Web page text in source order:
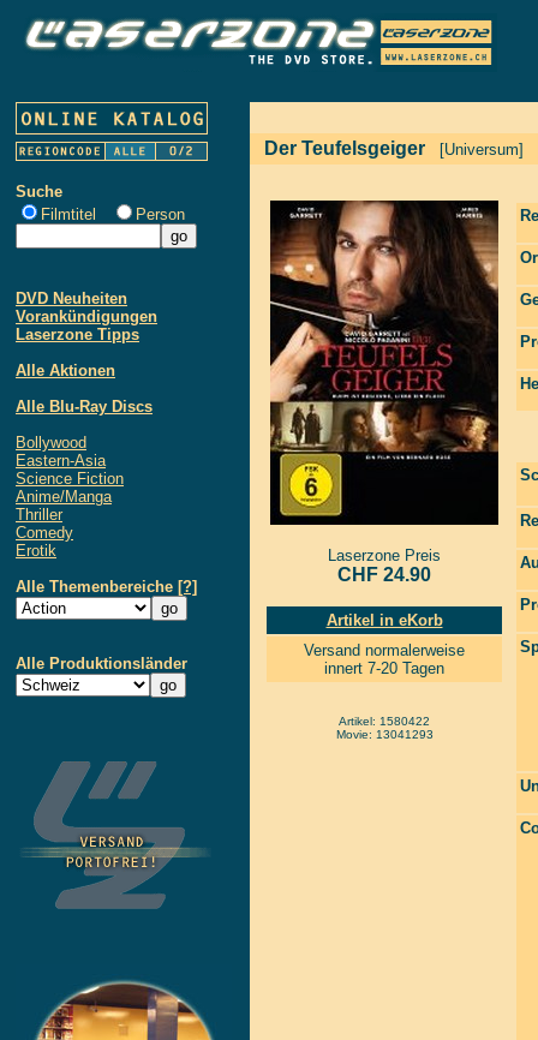
Suche
Filmtitel
Person
DVD Neuheiten
Vorankündigungen
Laserzone Tipps
Alle Aktionen
Alle Blu-Ray Discs
Bollywood
Eastern-Asia
Science Fiction
Anime/Manga
Thriller
Comedy
Erotik
Alle Themenbereiche [?]
Alle Produktionsländer
Der Teufelsgeiger [Universum]
Laserzone Preis
CHF 24.90
Artikel in eKorb
Versand normalerweise
innert 7-20 Tagen
Artikel: 1580422
Movie: 13041293